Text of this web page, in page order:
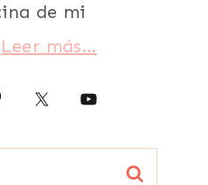
de mi
Leer más…